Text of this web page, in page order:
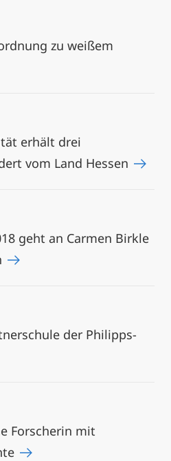
zu weißem
erhält drei
vom Land Hessen
geht an Carmen Birkle
der Philipps-
Forscherin mit